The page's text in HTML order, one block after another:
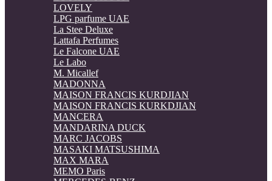
LOVELY
LPG parfume UAE
La Stee Deluxe
Lattafa Perfumes
Le Falcone UAE
Le Labo
M. Micallef
MADONNA
MAISON FRANCIS KURDJIAN
MAISON FRANCIS KURKDJIAN
MANCERA
MANDARINA DUCK
MARC JACOBS
MASAKI MATSUSHIMA
MAX MARA
MEMO Paris